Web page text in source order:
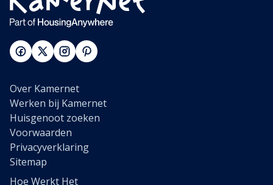
Over Kamernet
Werken bij Kamernet
Huisgenoot zoeken
Voorwaarden
Privacyverklaring
Sitemap
Hoe Werkt Het